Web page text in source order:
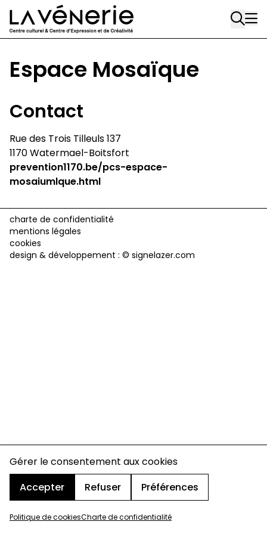
Gérer le consentement aux cookies
Accepter
Refuser Préférences
Politique de cookiesCharte de confidentialité
Aller au contenu principal
Rue Gratès, 3
1170 Watermael-Boitsfort
02 663 85 50
Écuries
1170 Watermael-Boitsfort
suivez-nous
Journal Vénerie- version papier
AA
Espace Mosaïque
Contact
Rue des Trois Tilleuls 137
1170 Watermael-Boitsfort
prevention1170.be/pcs-espace-
mosaiumlque.html
charte de confidentialité
mentions légales
cookies
design & développement : © signelazer.com